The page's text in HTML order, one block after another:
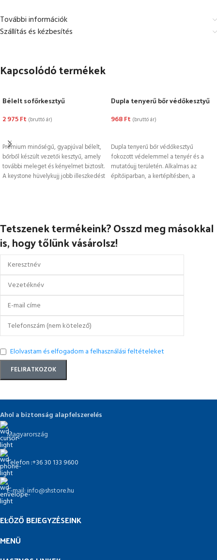
További információk
Szállítás és kézbesítés
Kapcsolódó termékek
Bélelt sofőrkesztyű
2 975Ft (bruttó ár)
Prémium minőségű, gyapjúval bélelt,
bőrből készült vezetői kesztyű, amely
további meleget és kényelmet biztosít.
A keystone hüvelykujj jobb illeszkedést
Dupla tenyerű bőr védőkesztyű
968Ft (bruttó ár)
Dupla tenyerű bőr védőkesztyű
fokozott védelemmel a tenyér és a
mutatóujj területén. Alkalmas az
építőiparban, a kertépítésben, a
Tetszenek termékeink? Osszd meg másokkal
is, hogy tőlünk vásárolsz!
Elolvastam és elfogadom a felhasználási feltételeket
Ahol a biztonság alapfelszerelés
Magyarország
Telefon :+36 30 133 9600
E-mail: info@shstore.hu
ELŐZŐ BEJEGYZÉSEINK
MENÜ